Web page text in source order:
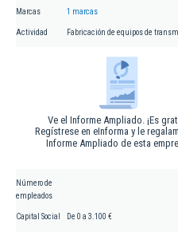
Marcas 1 marcas
Actividad Fabricación de equipos de
Ve el Informe Ampliado. ¡Es
Regístrese en eInforma y le
Informe Ampliado de esta
Número de
empleados
Capital Social De 0 a 3.100 €